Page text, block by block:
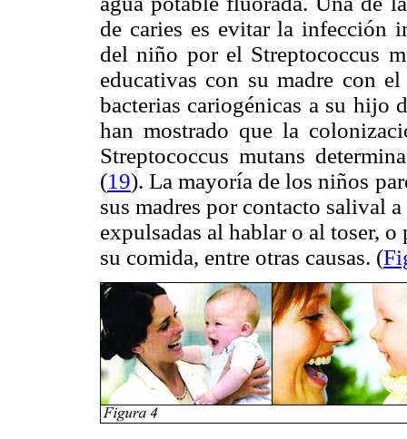
de caries es evitar la infección
del niño por el Streptococcus
educativas con su madre con
bacterias cariogénicas a su hijo
han mostrado que la
Streptococcus mutans
(19). La mayoría de los niños
sus madres por contacto salival
expulsadas al hablar o al toser,
su comida, entre otras causas. (